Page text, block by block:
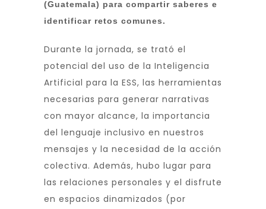
(Guatemala) para compartir saberes e
identificar retos comunes.
Durante la jornada, se trató el
potencial del uso de la Inteligencia
Artificial para la ESS, las herramientas
necesarias para generar narrativas
con mayor alcance, la importancia
del lenguaje inclusivo en nuestros
mensajes y la necesidad de la acción
colectiva. Además, hubo lugar para
las relaciones personales y el disfrute
en espacios dinamizados (por